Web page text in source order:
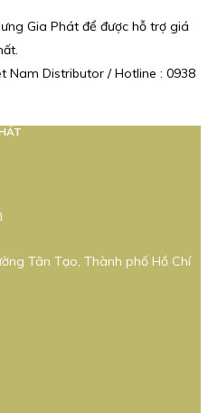
Gia Phát để được hỗ trợ giá
Nam Distributor / Hotline : 0938
Tân Tạo, Thành phố Hồ Chí